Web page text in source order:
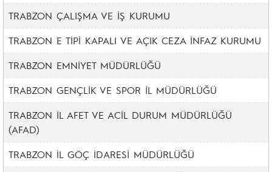
TRABZON ÇALIŞMA VE İŞ KURUMU
TRABZON E TİPİ KAPALI VE AÇIK CEZA İNFAZ KURUMU
TRABZON EMNİYET MÜDÜRLÜĞÜ
TRABZON GENÇLİK VE SPOR İL MÜDÜRLÜĞÜ
TRABZON İL AFET VE ACİL DURUM MÜDÜRLÜĞÜ
(AFAD)
TRABZON İL GÖÇ İDARESİ MÜDÜRLÜĞÜ